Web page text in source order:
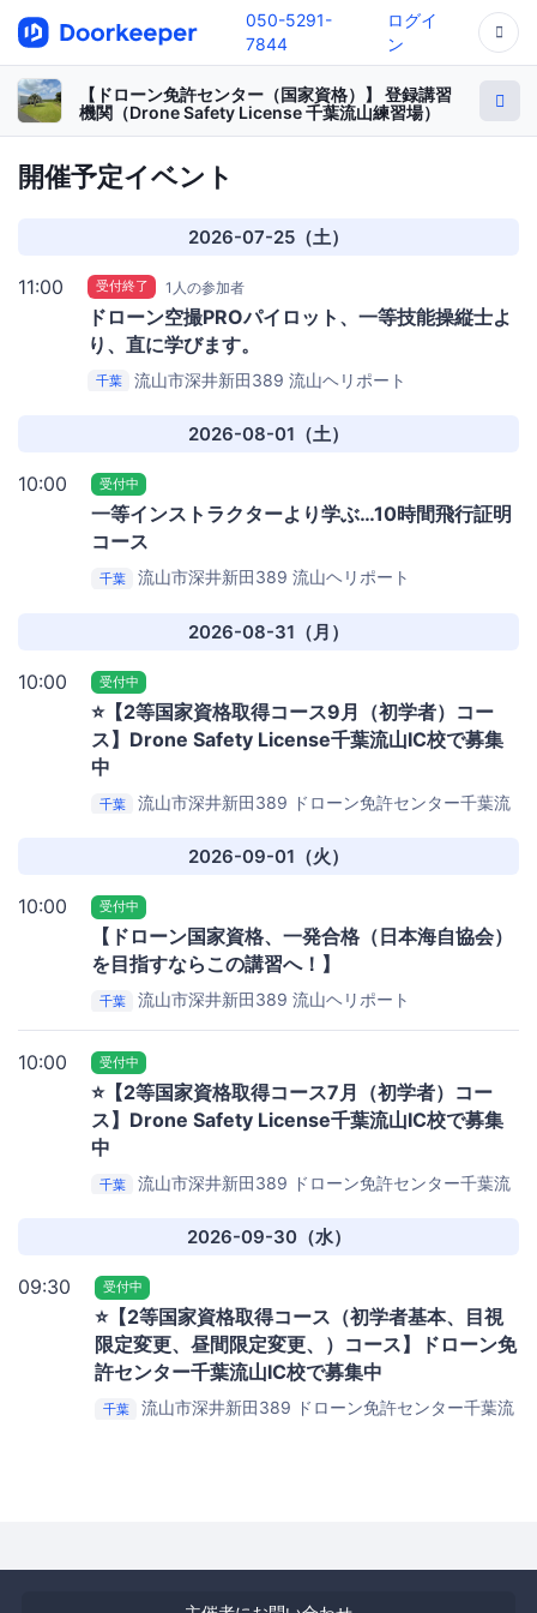
050-5291-
7844
ログイ
ン
【ドローン免許センター（国家資格）】 登録講習
機関（Drone Safety License 千葉流山練習場）
開催予定イベント
2026-07-25（土）
11:00 受付終了 1人の参加者
ドローン空撮PROパイロット、一等技能操縦士よ
り、直に学びます。
千葉 流山市深井新田389 流山ヘリポート
2026-08-01（土）
10:00 受付中
一等インストラクターより学ぶ…10時間飛行証明
コース
千葉 流山市深井新田389 流山ヘリポート
2026-08-31（月）
10:00 受付中
⭐️【2等国家資格取得コース9月（初学者）コー
ス】Drone Safety License千葉流山IC校で募集
中
千葉 流山市深井新田389 ドローン免許センター千葉流
2026-09-01（火）
10:00 受付中
【ドローン国家資格、一発合格（日本海自協会）
を目指すならこの講習へ！】
千葉 流山市深井新田389 流山ヘリポート
10:00 受付中
⭐️【2等国家資格取得コース7月（初学者）コー
ス】Drone Safety License千葉流山IC校で募集
中
千葉 流山市深井新田389 ドローン免許センター千葉流
2026-09-30（水）
09:30 受付中
⭐️【2等国家資格取得コース（初学者基本、目視
限定変更、昼間限定変更、）コース】ドローン免
許センター千葉流山IC校で募集中
千葉 流山市深井新田389 ドローン免許センター千葉流